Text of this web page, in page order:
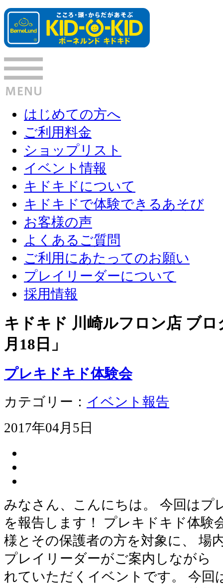
はじめての方へ
ご利用料金
ショップリスト
イベント情報
キドキドについて
キドキドで体験できるあそび
お客様の声
よくあるご質問
ご利用にあたってのお願い
プレイリーダーについて
採用情報
キドキド 川崎ルフロン店 ブ
月18日 」
プレキドキド体験会
カテゴリー： イベント報告
2017年04月5日
みなさん、こんにちは。 今回はプ
を報告します！ プレキドキド体験
様とその保護者の方を対象に、
プレイリーダーがご案内しながら
れていただくイベントです。 今回